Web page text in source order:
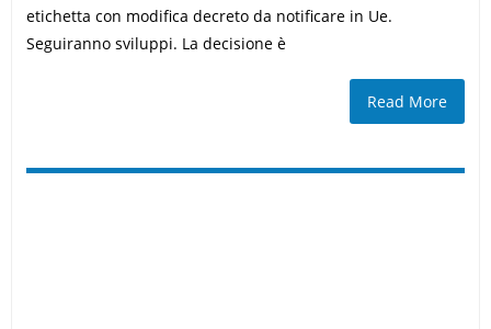
etichetta con modifica decreto da notificare in Ue.
Seguiranno sviluppi. La decisione è
Read More